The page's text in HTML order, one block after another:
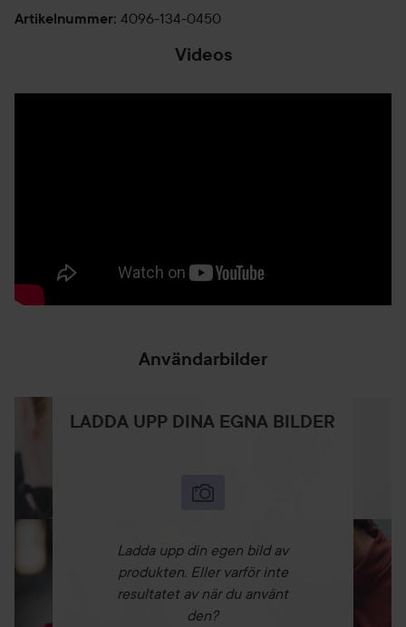
Artikelnummer: 4096-134-0450
Videos
Användarbilder
LADDA UPP DINA EGNA BILDER
Ladda upp din egen bild av
produkten. Eller varför inte
resultatet av när du använt
den?